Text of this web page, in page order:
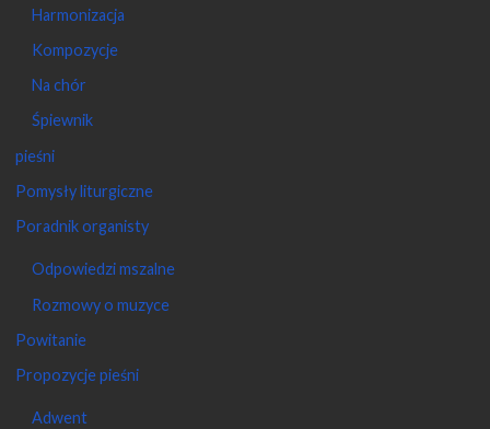
Harmonizacja
Kompozycje
Na chór
Śpiewnik
pieśni
Pomysły liturgiczne
Poradnik organisty
Odpowiedzi mszalne
Rozmowy o muzyce
Powitanie
Propozycje pieśni
Adwent